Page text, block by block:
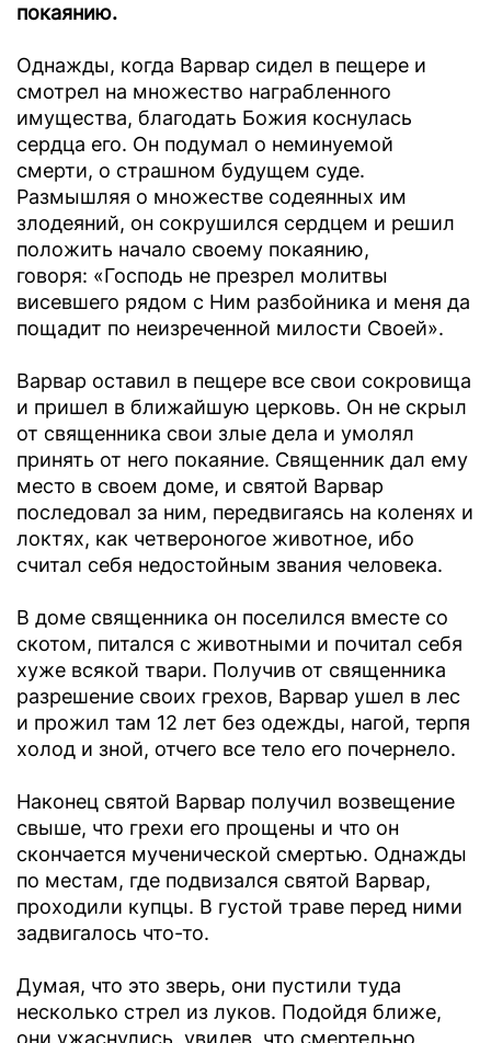
покаянию.
Однажды, когда Варвар сидел в пещере и
смотрел на множество награбленного
имущества, благодать Божия коснулась
сердца его. Он подумал о неминуемой
смерти, о страшном будущем суде.
Размышляя о множестве содеянных им
злодеяний, он сокрушился сердцем и решил
положить начало своему покаянию,
говоря: «Господь не презрел молитвы
висевшего рядом с Ним разбойника и меня да
пощадит по неизреченной милости Своей».
Варвар оставил в пещере все свои сокровища
и пришел в ближайшую церковь. Он не скрыл
от священника свои злые дела и умолял
принять от него покаяние. Священник дал ему
место в своем доме, и святой Варвар
последовал за ним, передвигаясь на коленях и
локтях, как четвероногое животное, ибо
считал себя недостойным звания человека.
В доме священника он поселился вместе со
скотом, питался с животными и почитал себя
хуже всякой твари. Получив от священника
разрешение своих грехов, Варвар ушел в лес
и прожил там 12 лет без одежды, нагой, терпя
холод и зной, отчего все тело его почернело.
Наконец святой Варвар получил возвещение
свыше, что грехи его прощены и что он
скончается мученической смертью. Однажды
по местам, где подвизался святой Варвар,
проходили купцы. В густой траве перед ними
задвигалось что-то.
Думая, что это зверь, они пустили туда
несколько стрел из луков. Подойдя ближе,
они ужаснулись, увидев, что смертельно